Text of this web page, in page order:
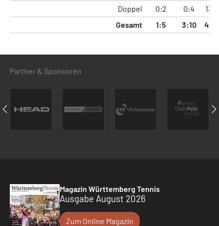
Doppel 0:2 0:4
Gesamt
1:5 3:10
Partner & Sponsoren
Magazin Württemberg Tennis
Ausgabe August 2026
Zum Online Magazin